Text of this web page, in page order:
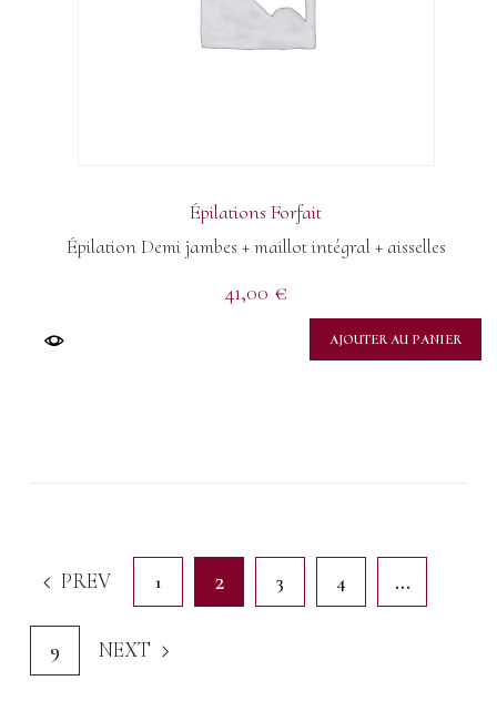
Épilations Forfait
Épilation Demi jambes + maillot intégral + aisselles
41,00 €
AJOUTER AU PANIER
PREV 1 2 3 4 …
9 NEXT